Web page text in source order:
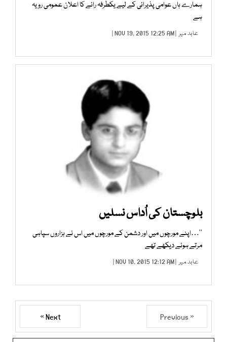
ہمارے ہاں عوامی پذیرائی کے لیے یکطرفہ رائے کا اعلان عمومی رویہ
ہے
عابد میر | NOV 19, 2015 12:25 AM |
بلوچستان کی اُداس نسلیں
’’…اپنے مورچوں میں اور دشمن کے مورچوں میں اس نے ہزاروں سپاہی
مرتے ہوئے دیکھے تھے
عابد میر | NOV 10, 2015 12:12 AM |
« Previous
Next »